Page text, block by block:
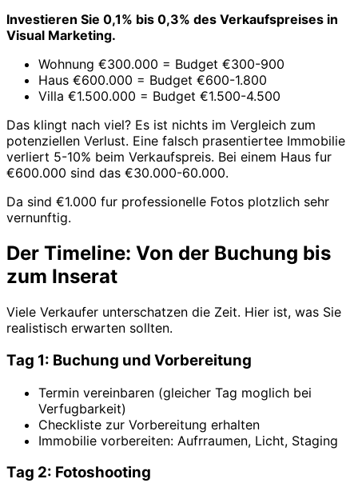
Investieren Sie 0,1% bis 0,3% des Verkaufspreises in
Visual Marketing.
Wohnung €300.000 = Budget €300-900
Haus €600.000 = Budget €600-1.800
Villa €1.500.000 = Budget €1.500-4.500
Das klingt nach viel? Es ist nichts im Vergleich zum
potenziellen Verlust. Eine falsch prasentiertee Immobilie
verliert 5-10% beim Verkaufspreis. Bei einem Haus fur
€600.000 sind das €30.000-60.000.
Da sind €1.000 fur professionelle Fotos plotzlich sehr
vernunftig.
Der Timeline: Von der Buchung bis
zum Inserat
Viele Verkaufer unterschatzen die Zeit. Hier ist, was Sie
realistisch erwarten sollten.
Tag 1: Buchung und Vorbereitung
Termin vereinbaren (gleicher Tag moglich bei
Verfugbarkeit)
Checkliste zur Vorbereitung erhalten
Immobilie vorbereiten: Aufrraumen, Licht, Staging
Tag 2: Fotoshooting